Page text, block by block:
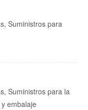
Suministros para
Suministros para la
embalaje